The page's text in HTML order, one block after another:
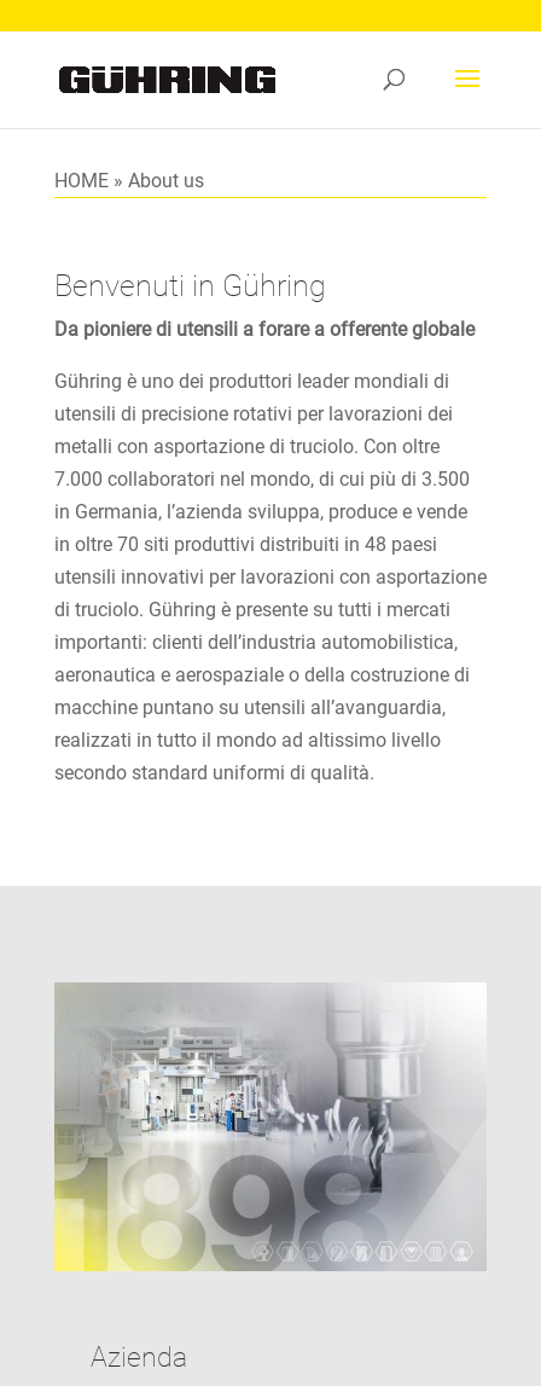
HOME» About us
Benvenuti in Gühring
Da pioniere di utensili a forare a offerente globale
Gühring è uno dei produttori leader mondiali di
utensili di precisione rotativi per lavorazioni dei
metalli con asportazione di truciolo. Con oltre
7.000 collaboratori nel mondo, di cui più di 3.500
in Germania, l’azienda sviluppa, produce e vende
in oltre 70 siti produttivi distribuiti in 48 paesi
utensili innovativi per lavorazioni con asportazione
di truciolo. Gühring è presente su tutti i mercati
importanti: clienti dell’industria automobilistica,
aeronautica e aerospaziale o della costruzione di
macchine puntano su utensili all’avanguardia,
realizzati in tutto il mondo ad altissimo livello
secondo standard uniformi di qualità.
Azienda